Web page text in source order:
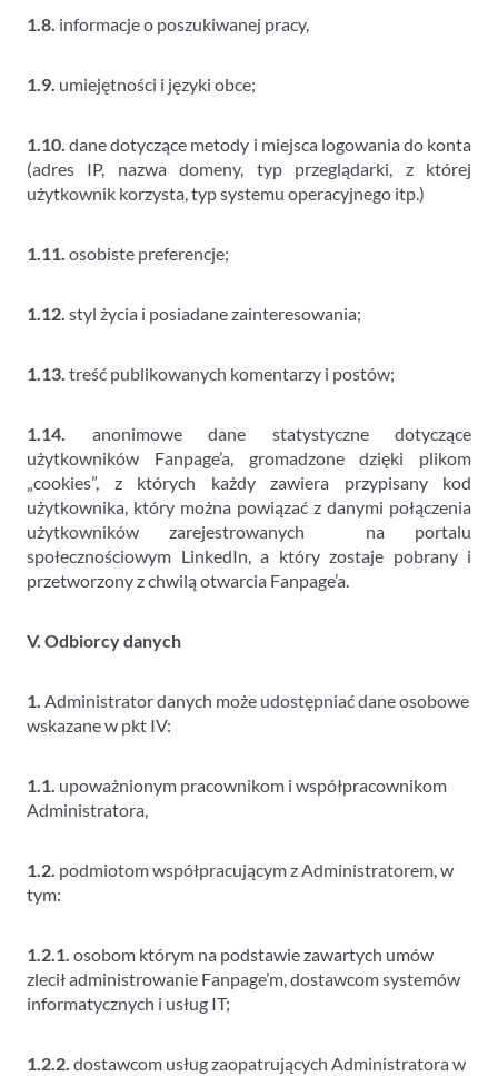
1.8. informacje o poszukiwanej pracy,
1.9. umiejętności i języki obce;
1.10. dane dotyczące metody i miejsca logowania do konta
(adres IP, nazwa domeny, typ przeglądarki, z której
użytkownik korzysta, typ systemu operacyjnego itp.)
1.11. osobiste preferencje;
1.12. styl życia i posiadane zainteresowania;
1.13. treść publikowanych komentarzy i postów;
1.14. anonimowe dane statystyczne dotyczące
użytkowników Fanpage’a, gromadzone dzięki plikom
„cookies”, z których każdy zawiera przypisany kod
użytkownika, który można powiązać z danymi połączenia
użytkowników zarejestrowanych na portalu
społecznościowym LinkedIn, a który zostaje pobrany i
przetworzony z chwilą otwarcia Fanpage’a.
V. Odbiorcy danych
1. Administrator danych może udostępniać dane osobowe
wskazane w pkt IV:
1.1. upoważnionym pracownikom i współpracownikom
Administratora,
1.2. podmiotom współpracującym z Administratorem, w
tym:
1.2.1. osobom którym na podstawie zawartych umów
zlecił administrowanie Fanpage’m, dostawcom systemów
informatycznych i usług IT;
1.2.2. dostawcom usług zaopatrujących Administratora w